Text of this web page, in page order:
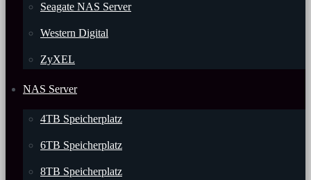
Seagate NAS Server
Western Digital
ZyXEL
NAS Server
4TB Speicherplatz
6TB Speicherplatz
8TB Speicherplatz